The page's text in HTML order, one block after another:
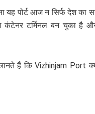
यह पोर्ट आज न सिर्फ देश का
कंटेनर टर्मिनल बन चुका है
जानते हैं कि Vizhinjam Port